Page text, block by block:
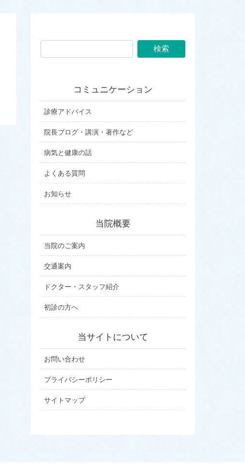
コミュニケーション
診療アドバイス
院長ブログ・講演・著作など
病気と健康の話
よくある質問
お知らせ
当院概要
当院のご案内
交通案内
ドクター・スタッフ紹介
初診の方へ
当サイトについて
お問い合わせ
プライバシーポリシー
サイトマップ